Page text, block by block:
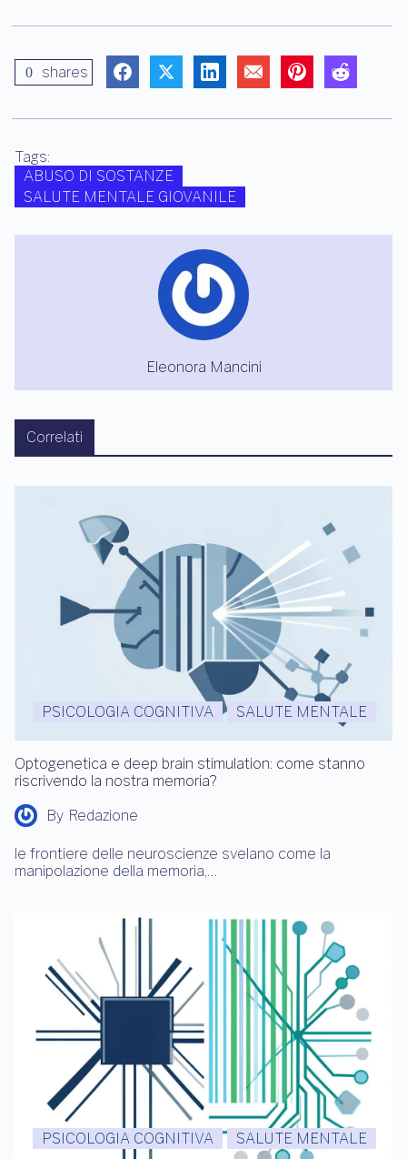
0 shares
Tags:
ABUSO DI SOSTANZE
SALUTE MENTALE GIOVANILE
Eleonora Mancini
Correlati
PSICOLOGIA COGNITIVA SALUTE MENTALE
Optogenetica e deep brain stimulation: come stanno
riscrivendo la nostra memoria?
By Redazione
le frontiere delle neuroscienze svelano come la
manipolazione della memoria,…
PSICOLOGIA COGNITIVA SALUTE MENTALE